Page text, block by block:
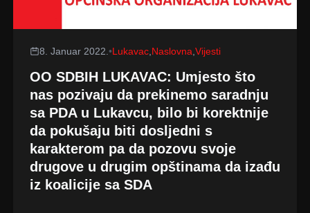
8. Januar 2022. •Lukavac, Naslovna Vijesti
OO SDBIH LUKAVAC: Umjesto što
nas pozivaju da prekinemo saradnju
sa PDA u Lukavcu, bilo bi korektnije
da pokušaju biti dosljedni s
karakterom pa da pozovu svoje
drugove u drugim opštinama da izađu
iz koalicije sa SDA